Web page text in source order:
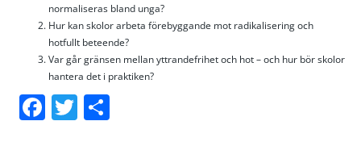
normaliseras bland unga?
Hur kan skolor arbeta förebyggande mot radikalisering och
hotfullt beteende?
Var går gränsen mellan yttrandefrihet och hot – och hur bör skolor
hantera det i praktiken?
Facebook
Twitter